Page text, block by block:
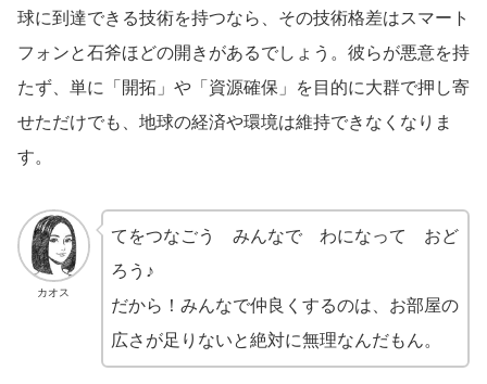
球に到達できる技術を持つなら、その技術格差はスマート
フォンと石斧ほどの開きがあるでしょう。彼らが悪意を持
たず、単に「開拓」や「資源確保」を目的に大群で押し寄
せただけでも、地球の経済や環境は維持できなくなりま
す。
カオス
てをつなごう みんなで わになって おど
ろう♪
だから！みんなで仲良くするのは、お部屋の
広さが足りないと絶対に無理なんだもん。